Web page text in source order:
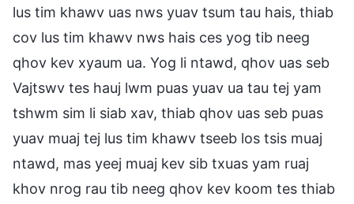
lus tim khawv uas nws yuav tsum tau hais, thiab
cov lus tim khawv nws hais ces yog tib neeg
qhov kev xyaum ua. Yog li ntawd, qhov uas seb
Vajtswv tes hauj lwm puas yuav ua tau tej yam
tshwm sim li siab xav, thiab qhov uas seb puas
yuav muaj tej lus tim khawv tseeb los tsis muaj
ntawd, mas yeej muaj kev sib txuas yam ruaj
khov nrog rau tib neeg qhov kev koom tes thiab